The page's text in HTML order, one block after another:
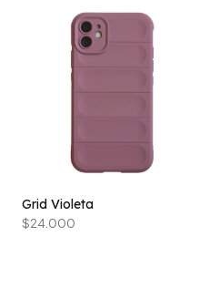
Grid Violeta
$24.000